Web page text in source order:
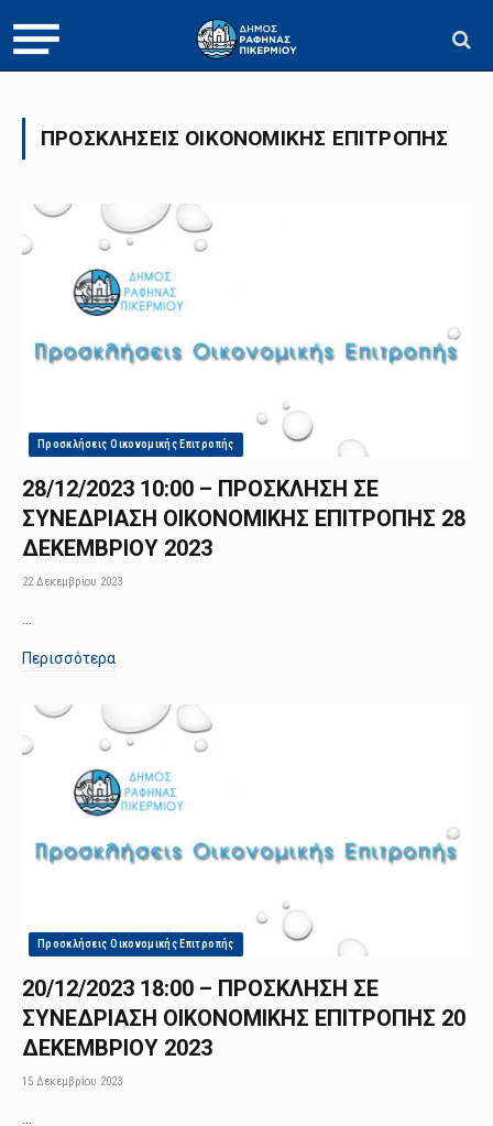
ΠΡΟΣΚΛΉΣΕΙΣ ΟΙΚΟΝΟΜΙΚΉΣ ΕΠΙΤΡΟΠΉΣ
Προσκλήσεις Οικονομικής Επιτροπής
28/12/2023 10:00 – ΠΡΟΣΚΛΗΣΗ ΣΕ
ΣΥΝΕΔΡΙΑΣΗ ΟΙΚΟΝΟΜΙΚΗΣ ΕΠΙΤΡΟΠΗΣ 28
ΔΕΚΕΜΒΡΙΟΥ 2023
22 Δεκεμβρίου 2023
Περισσότερα
Προσκλήσεις Οικονομικής Επιτροπής
20/12/2023 18:00 – ΠΡΟΣΚΛΗΣΗ ΣΕ
ΣΥΝΕΔΡΙΑΣΗ ΟΙΚΟΝΟΜΙΚΗΣ ΕΠΙΤΡΟΠΗΣ 20
ΔΕΚΕΜΒΡΙΟΥ 2023
15 Δεκεμβρίου 2023